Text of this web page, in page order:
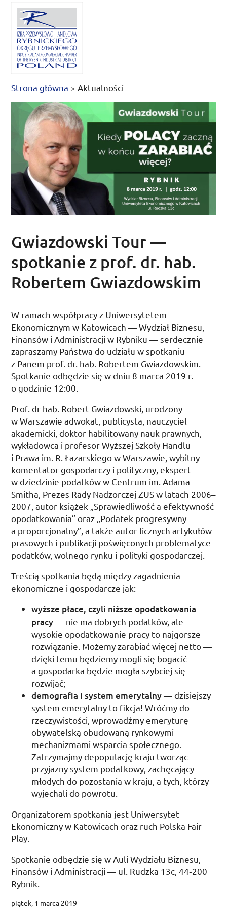
Strona główna > Aktualności
Gwiazdowski Tour —
spotkanie z prof. dr. hab.
Robertem Gwiazdowskim
W ramach współpracy z Uniwersytetem
Ekonomicznym w Katowicach — Wydział Biznesu,
Finansów i Administracji w Rybniku — serdecznie
zapraszamy Państwa do udziału w spotkaniu
z Panem prof. dr. hab. Robertem Gwiazdowskim.
Spotkanie odbędzie się w dniu 8 marca 2019 r.
o godzinie 12:00
Prof. dr hab. Robert Gwiazdowski, urodzony
w Warszawie adwokat, publicysta, nauczyciel
akademicki, doktor habilitowany nauk prawnych,
wykładowca i profesor Wyższej Szkoły Handlu
i Prawa im. R. Łazarskiego w Warszawie, wybitny
komentator gospodarczy i polityczny, ekspert
w dziedzinie podatków w Centrum im. Adama
Smitha, Prezes Rady NadzorczejZUSw latach 2006–
2007, autor książek „Sprawiedliwość a efektywność
opodatkowania” oraz „Podatek progresywny
a proporcjonalny”, a także autor licznych artykułów
prasowych i publikacji poświęconych problematyce
podatków, wolnego rynku i polityki gospodarczej.
Treścią spotkania będą między zagadnienia
ekonomiczne i gospodarcze jak:
wyższe płace, czyli niższe opodatkowania
pracy— nie ma dobrych podatków, ale
wysokie opodatkowanie pracy to najgorsze
rozwiązanie. Możemy zarabiać więcej netto —
dzięki temu będziemy mogli się bogacić
a gospodarka będzie mogła szybciej się
rozwijać;
demografia i system emerytalny— dzisiejszy
system emerytalny to fikcja! Wróćmy do
rzeczywistości, wprowadźmy emeryturę
obywatelską obudowaną rynkowymi
mechanizmami wsparcia społecznego.
Zatrzymajmy depopulację kraju tworząc
przyjazny system podatkowy, zachęcający
młodych do pozostania w kraju, a tych, którzy
wyjechali do powrotu.
Organizatorem spotkania jest Uniwersytet
Ekonomiczny w Katowicach oraz ruch Polska Fair
Play.
Spotkanie odbędzie się w Auli Wydziału Biznesu,
Finansów i Administracji — ul. Rudzka 13c, 44‑200
Rybnik.
piątek, 1 marca 2019